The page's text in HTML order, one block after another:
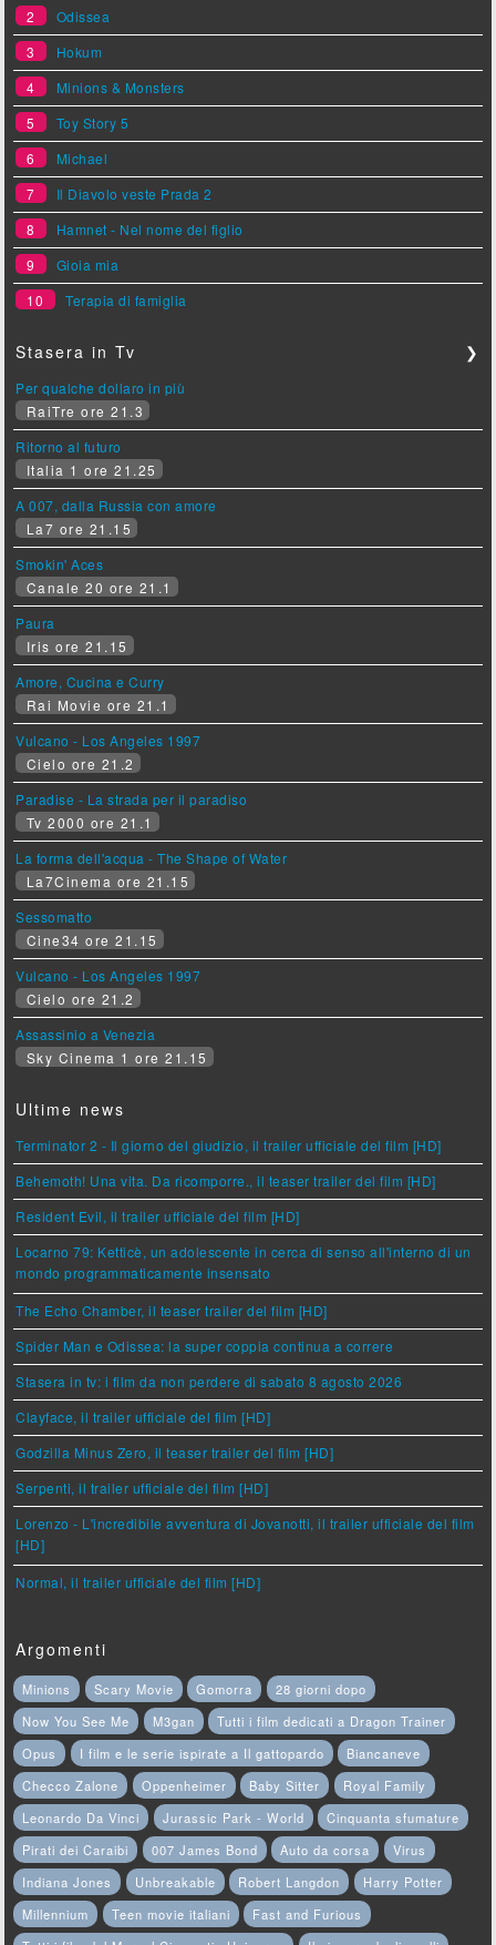
2
Odissea
3
Hokum
4
Minions & Monsters
5
Toy Story 5
6
Michael
7
Il Diavolo veste Prada 2
8
Hamnet - Nel nome del figlio
9
Gioia mia
10
Terapia di famiglia
Stasera in Tv ❯
Per qualche dollaro in più
RaiTre ore 21.3
Ritorno al futuro
Italia 1 ore 21.25
A 007, dalla Russia con amore
La7 ore 21.15
Smokin' Aces
Canale 20 ore 21.1
Paura
Iris ore 21.15
Amore, Cucina e Curry
Rai Movie ore 21.1
Vulcano - Los Angeles 1997
Cielo ore 21.2
Paradise - La strada per il paradiso
Tv 2000 ore 21.1
La forma dell'acqua - The Shape of Water
La7Cinema ore 21.15
Sessomatto
Cine34 ore 21.15
Vulcano - Los Angeles 1997
Cielo ore 21.2
Assassinio a Venezia
Sky Cinema 1 ore 21.15
Ultime news
Terminator 2 - Il giorno del giudizio, il trailer ufficiale del film [HD]
Behemoth! Una vita. Da ricomporre., il teaser trailer del film [HD]
Resident Evil, il trailer ufficiale del film [HD]
Locarno 79: Ketticè, un adolescente in cerca di senso all'interno di un
mondo programmaticamente insensato
The Echo Chamber, il teaser trailer del film [HD]
Spider Man e Odissea: la super coppia continua a correre
Stasera in tv: i film da non perdere di sabato 8 agosto 2026
Clayface, il trailer ufficiale del film [HD]
Godzilla Minus Zero, il teaser trailer del film [HD]
Serpenti, il trailer ufficiale del film [HD]
Lorenzo - L'incredibile avventura di Jovanotti, il trailer ufficiale del film
[HD]
Normal, il trailer ufficiale del film [HD]
Argomenti
Minions Scary Movie Gomorra
28 giorni dopo
Now You See Me
M3gan
Tutti i film dedicati a Dragon Trainer
Opus
I film e le serie ispirate a Il gattopardo
Biancaneve
Checco Zalone
Oppenheimer Baby Sitter
Royal Family
Leonardo Da Vinci
Jurassic Park - World
Cinquanta sfumature
Pirati dei Caraibi
007 James Bond Auto da corsa
Virus
Indiana Jones
Unbreakable Robert Langdon
Harry Potter
Millennium
Teen movie italiani
Fast and Furious